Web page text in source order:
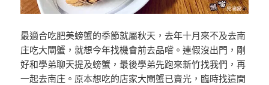
最適合吃肥美螃蟹的季節就屬秋天，去年十月來不及去南
庄吃大閘蟹，就想今年找機會前去品嚐。連假沒出門，剛
好和學弟聊天提及螃蟹，最後學弟先跑來新竹找我們，再
一起去南庄。原本想吃的店家大閘蟹已賣光，臨時找這間